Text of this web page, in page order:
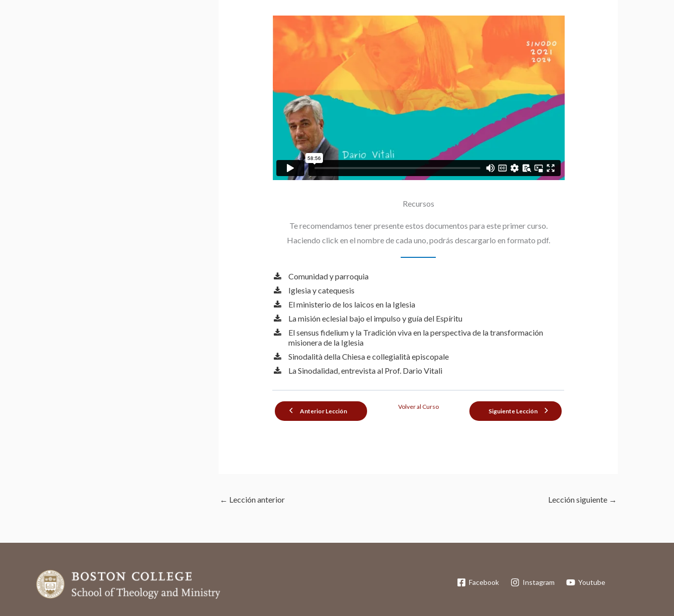
Recursos
Te recomendamos tener presente estos documentos para este primer curso.
Haciendo click en el nombre de cada uno, podrás descargarlo en formato pdf.
Comunidad y parroquia
Iglesia y catequesis
El ministerio de los laicos en la Iglesia
La misión eclesial bajo el impulso y guía del Espíritu
El sensus fidelium y la Tradición viva en la perspectiva de la transformación
misionera de la Iglesia
Sinodalità della Chiesa e collegialità episcopale
La Sinodalidad, entrevista al Prof. Dario Vitali
Anterior Lección
Volver al Curso
Siguiente Lección
← Lección anterior Lección siguiente →
Facebook Instagram Youtube